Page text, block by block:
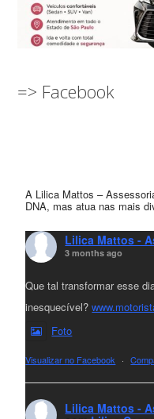
=> Facebook
A Lilica Mattos –
DNA, mas atua nas mais
Lilica Mattos -
3 months ago
Que tal transformar esse
inesquecível?
Foto
Visualizar no Facebook ·
Lilica Mattos -